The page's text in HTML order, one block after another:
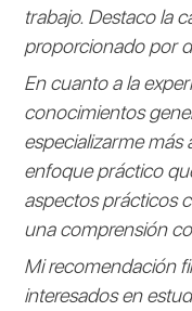
trabajo. Destaco la
proporcionado por
En cuanto a la
conocimientos
especializarme más
enfoque práctico
aspectos prácticos
una comprensión
Mi recomendación
interesados en